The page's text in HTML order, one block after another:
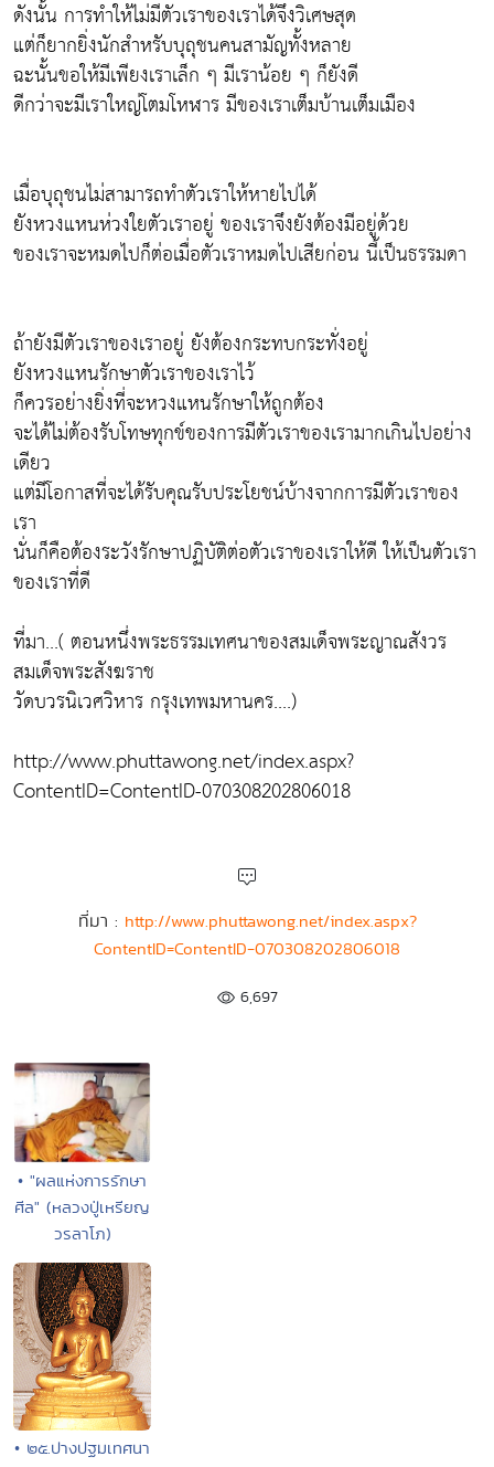
ดังนั้น การทำให้ไม่มีตัวเราของเราได้จึงวิเศษสุด
แต่ก็ยากยิ่งนักสำหรับบุถุชนคนสามัญทั้งหลาย
ฉะนั้นขอให้มีเพียงเราเล็ก ๆ มีเราน้อย ๆ ก็ยังดี
ดีกว่าจะมีเราใหญ่โตมโหฬาร มีของเราเต็มบ้านเต็มเมือง
เมื่อบุถุชนไม่สามารถทำตัวเราให้หายไปได้
ยังหวงแหนห่วงใยตัวเราอยู่ ของเราจึงยังต้องมีอยู่ด้วย
ของเราจะหมดไปก็ต่อเมื่อตัวเราหมดไปเสียก่อน นี้เป็นธรรมดา
ถ้ายังมีตัวเราของเราอยู่ ยังต้องกระทบกระทั่งอยู่
ยังหวงแหนรักษาตัวเราของเราไว้
ก็ควรอย่างยิ่งที่จะหวงแหนรักษาให้ถูกต้อง
จะได้ไม่ต้องรับโทษทุกข์ของการมีตัวเราของเรามากเกินไปอย่าง
เดียว
แต่มีโอกาสที่จะได้รับคุณรับประโยชน์บ้างจากการมีตัวเราของ
เรา
นั่นก็คือต้องระวังรักษาปฏิบัติต่อตัวเราของเราให้ดี ให้เป็นตัวเรา
ของเราที่ดี
ที่มา...( ตอนหนึ่งพระธรรมเทศนาของสมเด็จพระญาณสังวร
สมเด็จพระสังฆราช
วัดบวรนิเวศวิหาร กรุงเทพมหานคร....)
http://www.phuttawong.net/index.aspx?
ContentID=ContentID-070308202806018
ที่มา : http://www.phuttawong.net/index.aspx?
ContentID=ContentID-070308202806018
6,697
• "ผลแห่งการรักษา
ศีล" (หลวงปู่เหรียญ
วรลาโภ)
• ๒๕.ปางปฐมเทศนา